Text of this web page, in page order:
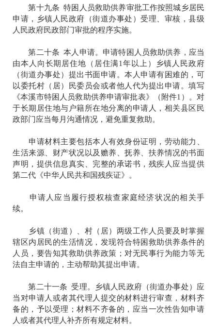
第十九条 特困人员救助供养审批工作按照城乡居民
申请，乡镇人民政府（街道办事处）受理、审核，县级
人民政府民政部门审批的程序实施。
第二十条 本人申请。申请特困人员救助供养，应当
由本人向长期居住地（居住满1年以上）乡镇人民政府
（街道办事处）提出书面申请。本人申请有困难的，可
以委托村（居）民委员会或者他人代为提出申请。填写
《本溪市特困人员救助供养申请审批表》（附件1）。对
于长期居住地与户籍所在地分离的申请人，相关县区民
政部门应当每月沟通情况，避免重复救助。
申请材料主要包括本人有效身份证明，劳动能力、
生活来源、财产状况以及赡养、抚养、扶养情况的书面
声明，提供信息真实、完整的承诺书，残疾人应当提供
第二代《中华人民共和国残疾证》。
申请人应当履行授权核查家庭经济状况的相关手
续。
乡镇（街道）、村（居）两级工作人员要及时掌握
辖区内居民的生活情况，发现符合特困救助供养条件的
人员，要告知其救助供养政策；对无民事行为能力等无
法自主申请的，主动帮助其提出申请。
第二十一条 受理。乡镇人民政府（街道办事处）应
当对申请人或者其代理人提交的材料进行审查，材料齐
备的，予以受理；材料不齐备的，应当一次性告知申请
人或者其代理人补齐所有规定材料。